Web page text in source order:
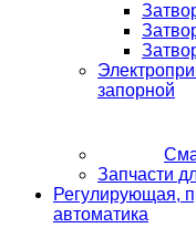
запорной
Запчасти
Регулирующая,
автоматика